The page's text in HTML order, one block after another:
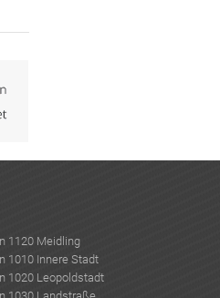
1120 Meidling
1010 Innere Stadt
1020 Leopoldstadt